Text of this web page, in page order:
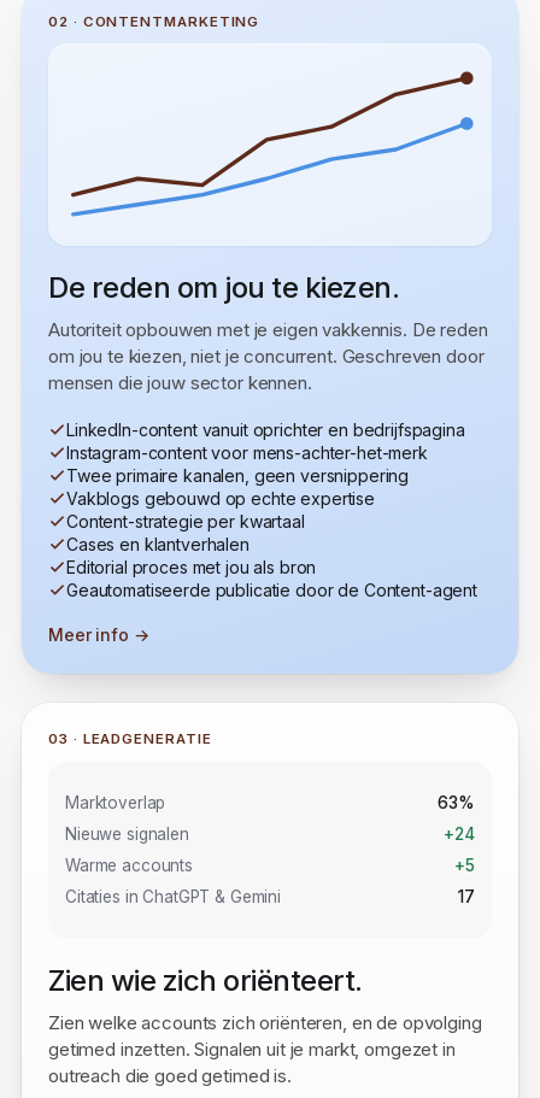
De reden om jou te kiezen.
Autoriteit opbouwen met je eigen vakkennis. De reden
om jou te kiezen, niet je concurrent. Geschreven door
mensen die jouw sector kennen.
LinkedIn-content vanuit oprichter en bedrijfspagina
Instagram-content voor mens-achter-het-merk
Twee primaire kanalen, geen versnippering
Vakblogs gebouwd op echte expertise
Content-strategie per kwartaal
Cases en klantverhalen
Editorial proces met jou als bron
Geautomatiseerde publicatie door de Content-agent
Meer info →
Marktoverlap
63%
Nieuwe signalen
+24
Warme accounts
+5
Zien wie zich oriënteert.
Zien welke accounts zich oriënteren, en de opvolging
getimed inzetten. Signalen uit je markt, omgezet in